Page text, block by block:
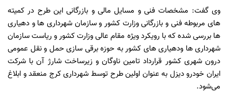
وی گفت: مشخصات فنی و مسایل مالی و بازرگانی این طرح در کمیته
های مربوطه فنی و بازرگانی وزارت کشور و سازمان شهرداری ها و دهیاری
ها بررسی شده که با رویکرد ویژه مقام عالی وزارت کشور و ریاست سازمان
شهرداری ها ودهیاری های کشور به حوزه برقی سازی حمل و نقل عمومی
درون شهری کشور قرارداد تامین ناوگان و زیرساخت شارژ آن با شرکت
ایران خودرو دیزل به عنوان اولین طرح توسط شهرداری کرج منعقد و ابلاغ
می‌شود.